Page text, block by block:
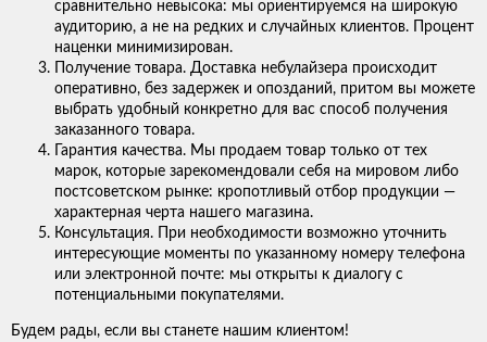
сравнительно невысока: мы ориентируемся на широкую
аудиторию, а не на редких и случайных клиентов. Процент
наценки минимизирован.
Получение товара. Доставка небулайзера происходит
оперативно, без задержек и опозданий, притом вы можете
выбрать удобный конкретно для вас способ получения
заказанного товара.
Гарантия качества. Мы продаем товар только от тех
марок, которые зарекомендовали себя на мировом либо
постсоветском рынке: кропотливый отбор продукции —
характерная черта нашего магазина.
Консультация. При необходимости возможно уточнить
интересующие моменты по указанному номеру телефона
или электронной почте: мы открыты к диалогу с
потенциальными покупателями.
Будем рады, если вы станете нашим клиентом!